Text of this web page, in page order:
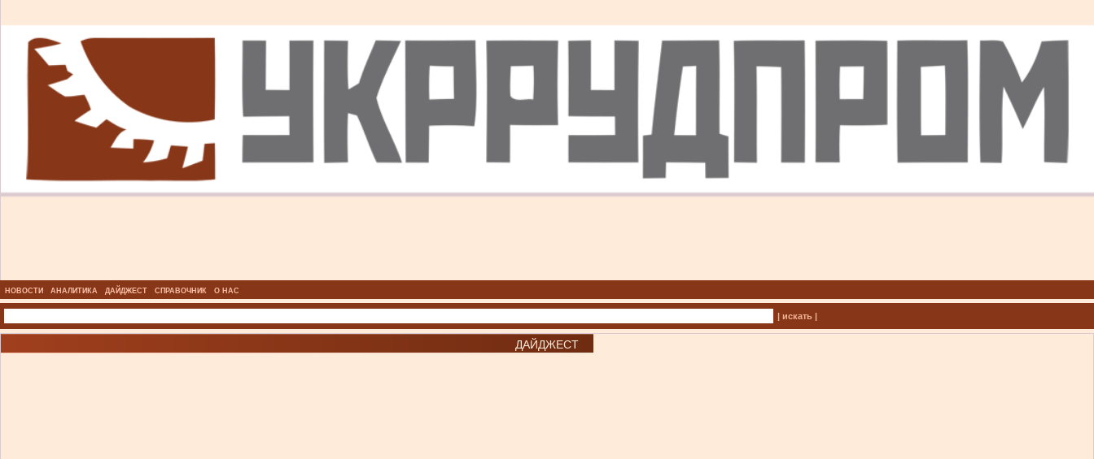
НОВОСТИ АНАЛИТИКА ДАЙДЖЕСТ СПРАВОЧНИК О НАС
| искать |
ДАЙДЖЕСТ